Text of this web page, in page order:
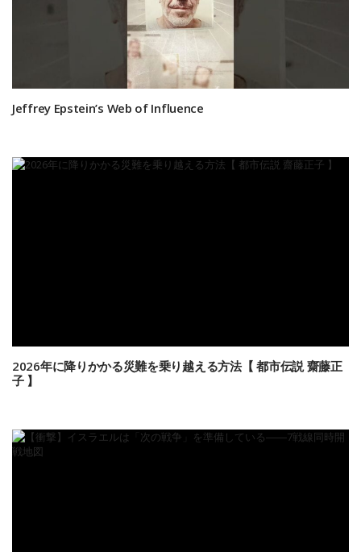
Jeffrey Epstein’s Web of Influence
2026年に降りかかる災難を乗り越える方法【 都市伝説 齋藤正
子 】